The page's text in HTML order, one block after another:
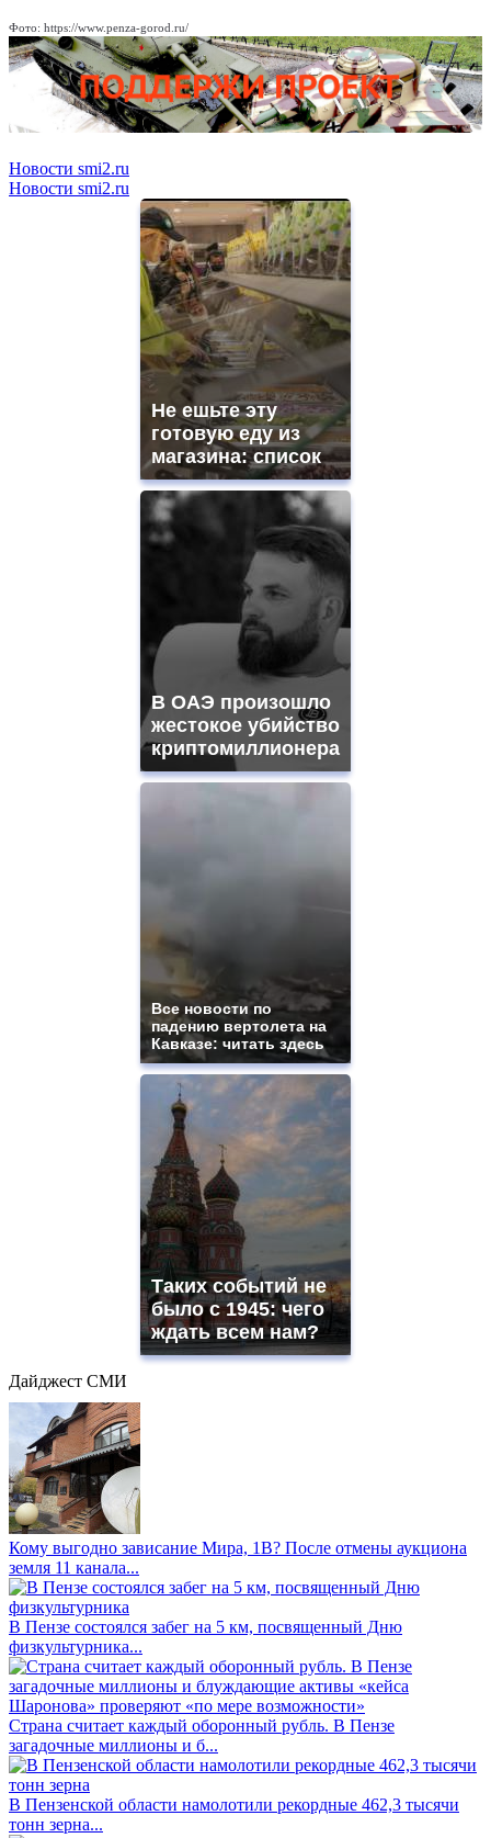
Фото: https://www.penza-gorod.ru/
Новости smi2.ru
Новости smi2.ru
Не ешьте эту
готовую еду из
магазина: список
В ОАЭ произошло
жестокое убийство
криптомиллионера
Все новости по
падению вертолета на
Кавказе: читать здесь
Таких событий не
было с 1945: чего
ждать всем нам?
Дайджест СМИ
Кому выгодно зависание Мира, 1В? После отмены аукциона
земля 11 канала...
В Пензе состоялся забег на 5 км, посвященный Дню
физкультурника...
Страна считает каждый оборонный рубль. В Пензе
загадочные миллионы и б...
В Пензенской области намолотили рекордные 462,3 тысячи
тонн зерна...